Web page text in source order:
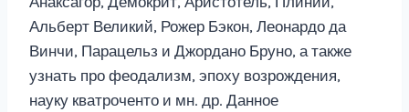
Альберт Великий, Рожер Бэкон, Леонардо да
Винчи, Парацельз и Джордано Бруно, а также
узнать про феодализм, эпоху возрождения,
науку кватроченто и мн. др. Данное